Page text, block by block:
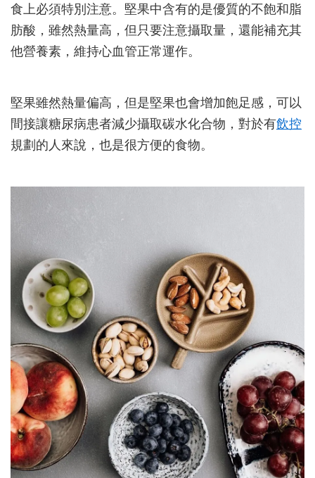
食上必須特別注意。堅果中含有的是優質的不飽和脂
肪酸，雖然熱量高，但只要注意攝取量，還能補充其
他營養素，維持心血管正常運作。
堅果雖然熱量偏高，但是堅果也會增加飽足感，可以
間接讓糖尿病患者減少攝取碳水化合物，對於有飲控
規劃的人來說，也是很方便的食物。